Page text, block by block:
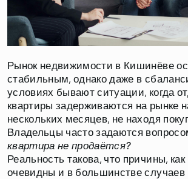
Рынок недвижимости в Кишинёве
стабильным, однако даже в
условиях бывают ситуации, когда
квартиры задерживаются на рынке
нескольких месяцев, не находя
Владельцы часто задаются
квартира не продаётся?
Реальность такова, что причины,
очевидны и в большинстве случаев